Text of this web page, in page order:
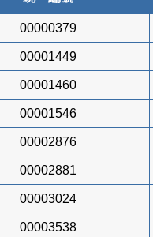
00000379
00001449
00001460
00001546
00002876
00002881
00003024
00003538